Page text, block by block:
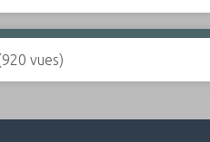
920 vues)